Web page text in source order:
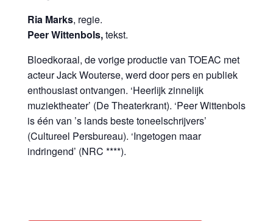
Ria Marks, regie.
Peer Wittenbols,tekst.
Bloedkoraal, de vorige productie van TOEAC met
acteur Jack Wouterse, werd door pers en publiek
enthousiast ontvangen. ‘Heerlijk zinnelijk
muziektheater’ (De Theaterkrant). ‘Peer Wittenbols
is één van ’s lands beste toneelschrijvers’
(Cultureel Persbureau). ‘Ingetogen maar
indringend’ (NRC ****).